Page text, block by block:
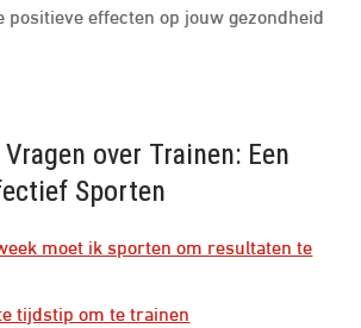
effecten op jouw gezondheid
over Trainen: Een
Sporten
moet ik sporten om resultaten te
tijdstip om te trainen